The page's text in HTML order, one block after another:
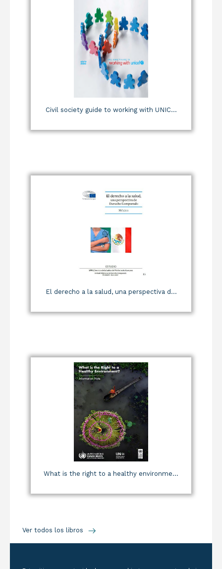
Civil society guide to working with UNIC...
El derecho a la salud, una perspectiva d...
What is the right to a healthy environme...
Ver todos los libros